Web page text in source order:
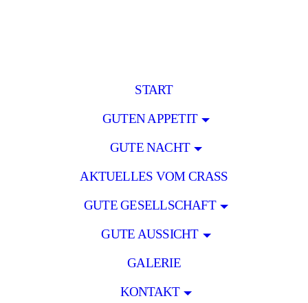
START
GUTEN APPETIT
GUTE NACHT
AKTUELLES VOM CRASS
GUTE GESELLSCHAFT
GUTE AUSSICHT
GALERIE
KONTAKT